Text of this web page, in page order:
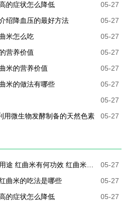
的症状怎么降低
05-27
绍降血压的最好方法
05-27
米怎么吃
05-27
营养价值
05-27
米的营养价值
05-27
米的做法有哪些
05-27
05-27
用微生物发酵制备的天然色素
05-27
05-27
曲米的吃法是哪些
05-27
的症状怎么降低
05-27